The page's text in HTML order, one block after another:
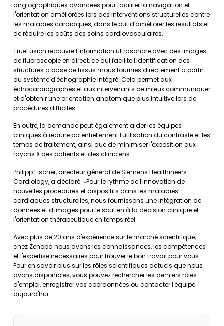
angiographiques avancées pour faciliter la navigation et
l'orientation améliorées lors des interventions structurelles contre
les maladies cardiaques, dans le but d'améliorer les résultats et
de réduire les coûts des soins cardiovasculaires.
TrueFusion recouvre l'information ultrasonore avec des images
de fluoroscopie en direct, ce qui facilite l'identification des
structures à base de tissus mous fournies directement à partir
du système d'échographie intégré. Cela permet aux
échocardiographes et aux intervenants de mieux communiquer
et d'obtenir une orientation anatomique plus intuitive lors de
procédures difficiles.
En outre, la demande peut également aider les équipes
cliniques à réduire potentiellement l'utilisation du contraste et les
temps de traitement, ainsi que de minimiser l'exposition aux
rayons X des patients et des cliniciens.
Philipp Fischer, directeur général de Siemens Healthineers
Cardiology, a déclaré: «Pour le rythme de l'innovation de
nouvelles procédures et dispositifs dans les maladies
cardiaques structurelles, nous fournissons une intégration de
données et d'images pour le soutien à la décision clinique et
l'orientation thérapeutique en temps réel.
Avec plus de 20 ans d'expérience sur le marché scientifique,
chez Zenopa nous avons les connaissances, les compétences
et l'expertise nécessaires pour trouver le bon travail pour vous.
Pour en savoir plus sur les rôles scientifiques actuels que nous
avons disponibles, vous pouvez rechercher les derniers rôles
d'emploi, enregistrer vos coordonnées ou contacter l'équipe
aujourd'hui.